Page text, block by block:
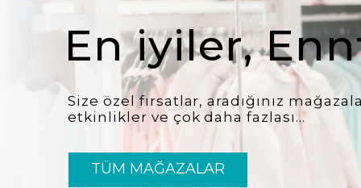
En iyiler,
Size özel fırsatlar, aradığınız
etkinlikler ve çok daha fazlası...
TÜM MAĞAZALAR